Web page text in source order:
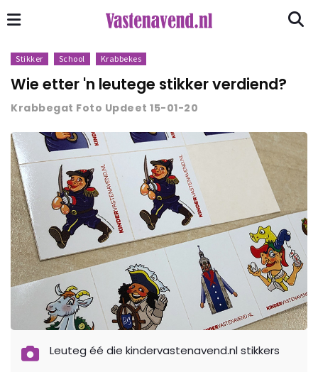
Stikker School Krabbekes
Wie etter 'n leutege stikker verdiend?
Krabbegat Foto Updeet 15-01-20
Leuteg éé die kindervastenavend.nl stikkers